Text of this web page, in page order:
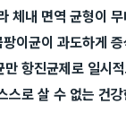
체내 면역 균형이
이균이 과도하게
항진균제로 일시
로 살 수 없는 건